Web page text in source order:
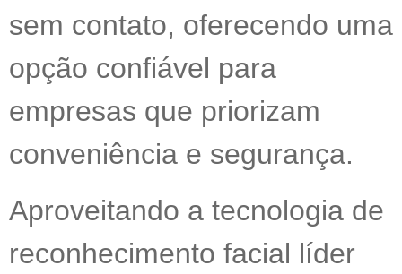
sem contato, oferecendo uma
opção confiável para
empresas que priorizam
conveniência e segurança.
Aproveitando a tecnologia de
reconhecimento facial líder